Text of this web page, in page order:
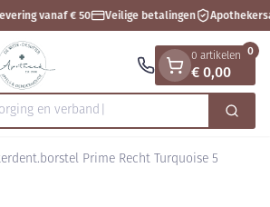
vanaf € 50 Veilige betalingen
en Zoek
0 artikelen
€ 0,00
0
Prime Recht Turquoise 5